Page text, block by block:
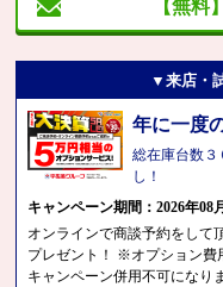
【無料
▼来店・
年に一度
総在庫台数３
し！
キャンペーン期間：2026年08
オンラインで商談予約をして
プレゼント！ ※オプション費
キャンペーン併用不可になり